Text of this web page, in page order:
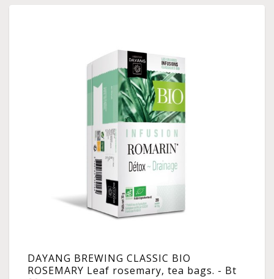
DAYANG BREWING CLASSIC BIO
ROSEMARY Leaf rosemary, tea bags. - Bt